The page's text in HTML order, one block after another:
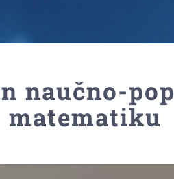
naučno-
matematiku